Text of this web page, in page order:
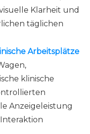
Klarheit und
täglichen
Arbeitsplätze
klinische
Anzeigeleistung